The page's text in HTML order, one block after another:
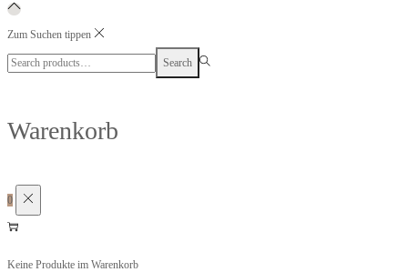
Zum Suchen tippen
Search
Search
Warenkorb
0
Keine Produkte im Warenkorb